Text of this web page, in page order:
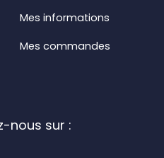
Mes informations
Mes commandes
nous sur :